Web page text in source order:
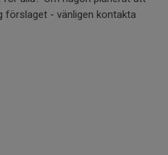
- vänligen kontakta